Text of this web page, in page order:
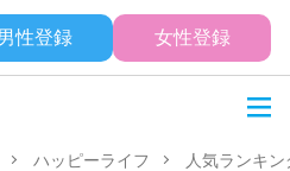
性登録 女性登録
ハッピーライフ 人気ランキン